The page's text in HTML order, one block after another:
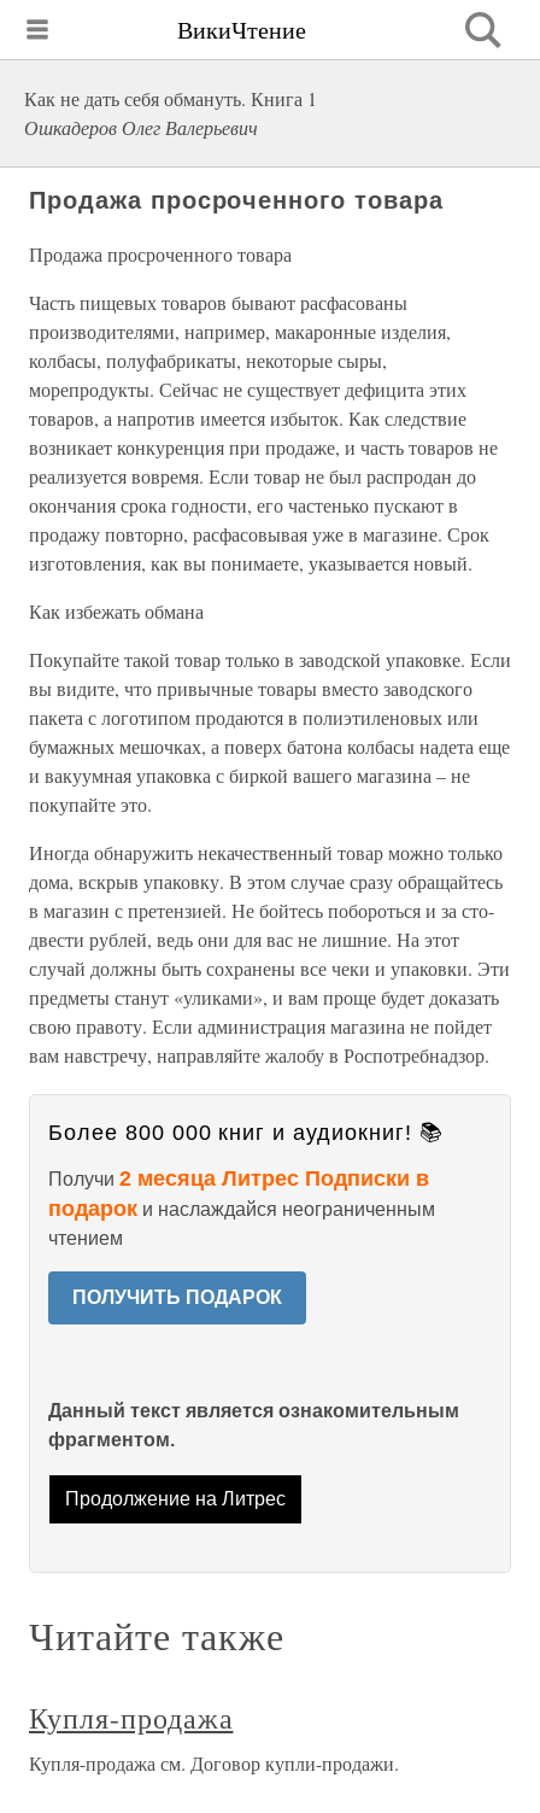
ВикиЧтение
Как не дать себя обмануть. Книга 1
Ошкадеров Олег Валерьевич
Продажа просроченного товара
Продажа просроченного товара
Часть пищевых товаров бывают расфасованы
производителями, например, макаронные изделия,
колбасы, полуфабрикаты, некоторые сыры,
морепродукты. Сейчас не существует дефицита этих
товаров, а напротив имеется избыток. Как следствие
возникает конкуренция при продаже, и часть товаров не
реализуется вовремя. Если товар не был распродан до
окончания срока годности, его частенько пускают в
продажу повторно, расфасовывая уже в магазине. Срок
изготовления, как вы понимаете, указывается новый.
Как избежать обмана
Покупайте такой товар только в заводской упаковке. Если
вы видите, что привычные товары вместо заводского
пакета с логотипом продаются в полиэтиленовых или
бумажных мешочках, а поверх батона колбасы надета еще
и вакуумная упаковка с биркой вашего магазина – не
покупайте это.
Иногда обнаружить некачественный товар можно только
дома, вскрыв упаковку. В этом случае сразу обращайтесь
в магазин с претензией. Не бойтесь побороться и за сто-
двести рублей, ведь они для вас не лишние. На этот
случай должны быть сохранены все чеки и упаковки. Эти
предметы станут «уликами», и вам проще будет доказать
свою правоту. Если администрация магазина не пойдет
вам навстречу, направляйте жалобу в Роспотребнадзор.
Более 800 000 книг и аудиокниг! 📚
Получи 2 месяца Литрес Подписки в
подарок и наслаждайся неограниченным
чтением
ПОЛУЧИТЬ ПОДАРОК
Данный текст является ознакомительным
фрагментом.
Продолжение на Литрес
Читайте также
Купля-продажа
Купля-продажа см. Договор купли-продажи.